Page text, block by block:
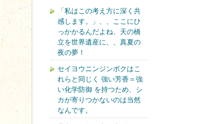
「私はこの考え方に深く共
感します。」、、ここにひ
っかかるんだよね、天の橋
立を世界遺産に、、真夏の
夜の夢！
セイヨウニンジンボクはこ
れらと同じく 強い芳香＝強
い化学防御 を持つため、シ
カが寄りつかないのは当然
なんです。